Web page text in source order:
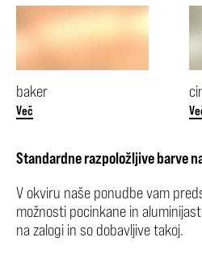
baker
Več
Standardne razpoložljive barve
V okviru naše ponudbe vam
možnosti pocinkane in
na zalogi in so dobavljive takoj.